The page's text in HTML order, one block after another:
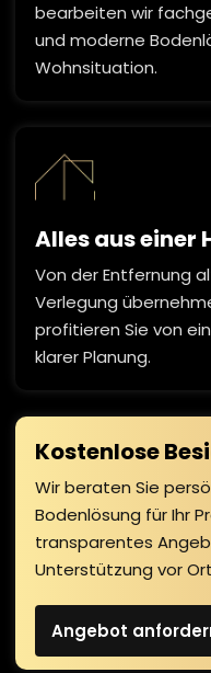
bearbeiten wir
und moderne
Wohnsituation.
Alles aus einer
Von der Entfernung
Verlegung
profitieren Sie von
klarer Planung.
Kostenlose
Wir beraten Sie
Bodenlösung für Ihr
transparentes
Unterstützung vor
Angebot